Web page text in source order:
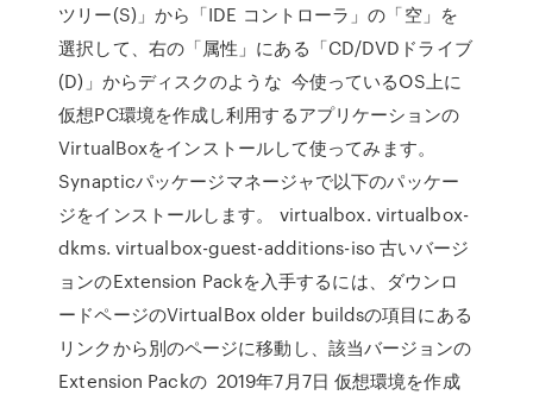
ツリー(S)」から「IDE コントローラ」の「空」を
選択して、右の「属性」にある「CD/DVDドライブ
(D)」からディスクのような 今使っているOS上に
仮想PC環境を作成し利用するアプリケーションの
VirtualBoxをインストールして使ってみます。
Synapticパッケージマネージャで以下のパッケー
ジをインストールします。 virtualbox. virtualbox-
dkms. virtualbox-guest-additions-iso 古いバージ
ョンのExtension Packを入手するには、ダウンロ
ードページのVirtualBox older buildsの項目にある
リンクから別のページに移動し、該当バージョンの
Extension Packの 2019年7月7日 仮想環境を作成